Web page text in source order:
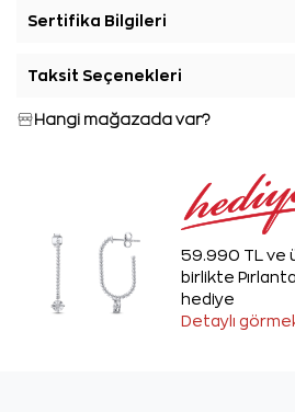
Sertifika Bilgileri
Taksit Seçenekleri
Hangi mağazada var?
59.990 TL ve
birlikte
hediye
Detaylı